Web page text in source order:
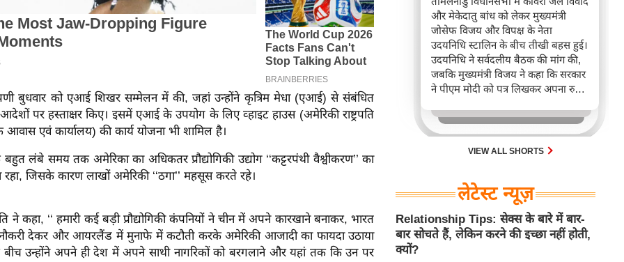
बुधवार को एआई शिखर सम्मेलन में की, जहां उन्होंने कृत्रिम मेधा (एआई) से संबंधित
आदेशों पर हस्ताक्षर किए। इसमें एआई के उपयोग के लिए व्हाइट हाउस (अमेरिकी राष्ट्रपति
एवं कार्यालय) की कार्य योजना भी शामिल है।
बहुत लंबे समय तक अमेरिका का अधिकतर प्रौद्योगिकी उद्योग ‘‘कट्टरपंथी वैश्वीकरण’’ का
जिसके कारण लाखों अमेरिकी ‘‘ठगा’’ महसूस करते रहे।
ने कहा, ‘‘ हमारी कई बड़ी प्रौद्योगिकी कंपनियों ने चीन में अपने कारखाने बनाकर, भारत
देकर और आयरलैंड में मुनाफे में कटौती करके अमेरिकी आजादी का फायदा उठाया
उन्होंने अपने ही देश में अपने साथी नागरिकों को बरगलाने और यहां तक कि उन पर
और मेकेदातु बांध को लेकर मुख्यमंत्री
जोसेफ विजय और विपक्ष के नेता
उदयनिधि स्टालिन के बीच तीखी बहस हुई।
उदयनिधि ने सर्वदलीय बैठक की मांग की,
जबकि मुख्यमंत्री विजय ने कहा कि सरकार
ने पीएम मोदी को पत्र लिखकर अपना रुख
का प्रयास है।
VIEW ALL SHORTS
लेटेस्ट न्यूज़
Relationship Tips: सेक्स के बारे में बार-
बार सोचते हैं, लेकिन करने की इच्छा नहीं होती,
क्यों?